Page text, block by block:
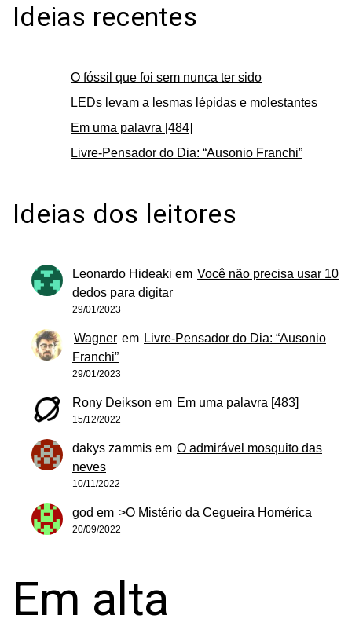
Ideias recentes
O fóssil que foi sem nunca ter sido
LEDs levam a lesmas lépidas e molestantes
Em uma palavra [484]
Livre-Pensador do Dia: “Ausonio Franchi”
Ideias dos leitores
Leonardo Hideaki em Você não precisa usar 10
dedos para digitar
29/01/2023
Wagner em Livre-Pensador do Dia: “Ausonio
Franchi”
29/01/2023
Rony Deikson em Em uma palavra [483]
15/12/2022
dakys zammis em O admirável mosquito das
neves
10/11/2022
god em >O Mistério da Cegueira Homérica
20/09/2022
Em alta